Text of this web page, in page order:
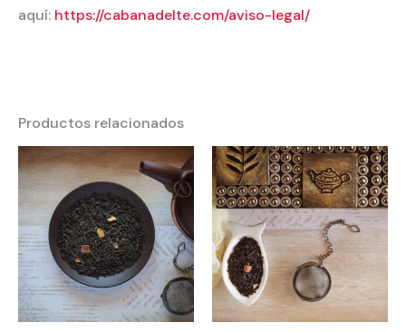
aquí: https://cabanadelte.com/aviso-legal/
Productos relacionados
Rango
de
precios:
desde
2,20 €
hasta
44,00 €
Rango
de
precios:
desde
2,20 €
hasta
44,00 €